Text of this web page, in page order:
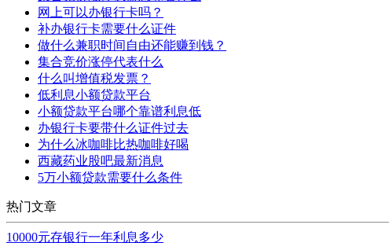
网上可以办银行卡吗？
补办银行卡需要什么证件
做什么兼职时间自由还能赚到钱？
集合竞价涨停代表什么
什么叫增值税发票？
低利息小额贷款平台
小额贷款平台哪个靠谱利息低
办银行卡要带什么证件过去
为什么冰咖啡比热咖啡好喝
西藏药业股吧最新消息
5万小额贷款需要什么条件
热门文章
10000元存银行一年利息多少